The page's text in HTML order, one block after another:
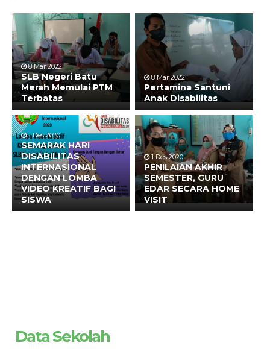
8 Mar 2022
SLB Negeri Batu
Merah Memulai PTM
Terbatas
8 Mar 2022
Pertamina Santuni
Anak Disabilitas
1 Des 2020
SEMARAK HARI
DISABILITAS
INTERNASIONAL
DENGAN LOMBA
VIDEO KREATIF BAGI
SISWA
1 Des 2020
PENILAIAN AKHIR
SEMESTER, GURU
EDAR SECARA HOME
VISIT
Data Sekolah